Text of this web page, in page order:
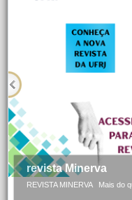
revista Minerva
REVISTA MINERVA Mais do